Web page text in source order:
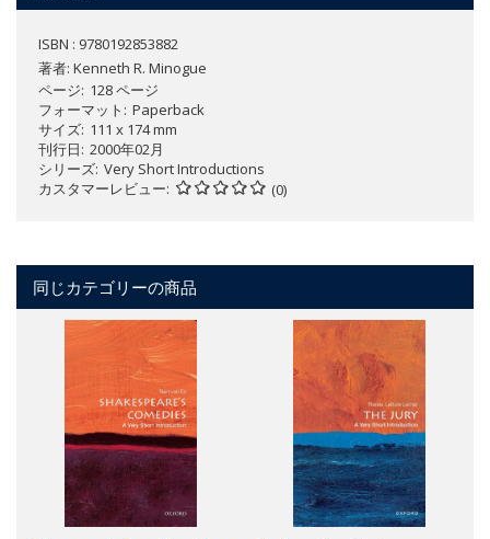
ISBN : 9780192853882
著者: Kenneth R. Minogue
ページ 128 ページ
フォーマット
Paperback
サイズ 111 x 174 mm
刊行日 2000年02月
シリーズ Very Short Introductions
カスタマーレビュー
(0)
同じカテゴリーの商品